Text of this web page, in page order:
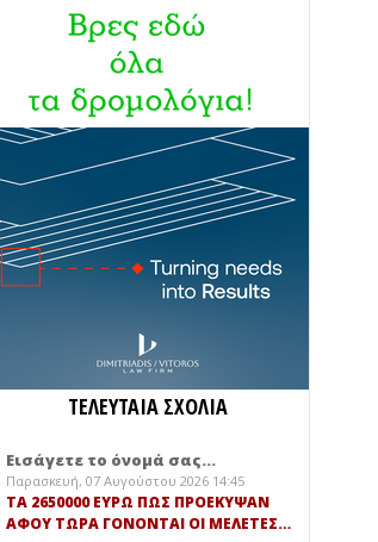
ΤΕΛΕΥΤΑΙΑ ΣΧΟΛΙΑ
Εισάγετε το όνομά σας...
Παρασκευή, 07 Αυγούστου 2026 14:45
TA 2650000 ΕΥΡΩ ΠΩΣ ΠΡΟΕΚΥΨΑΝ
ΑΦΟΥ ΤΩΡΑ ΓΟΝΟΝΤΑΙ ΟΙ ΜΕΛΕΤΕΣ…